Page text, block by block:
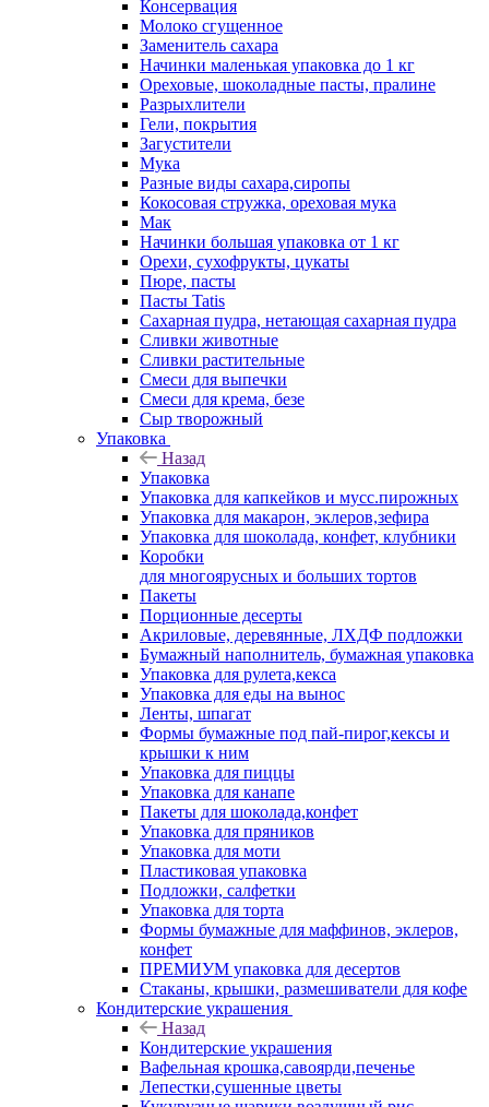
Консервация
Молоко сгущенное
Заменитель сахара
Начинки маленькая упаковка до 1 кг
Ореховые, шоколадные пасты, пралине
Разрыхлители
Гели, покрытия
Загустители
Мука
Разные виды сахара,сиропы
Кокосовая стружка, ореховая мука
Мак
Начинки большая упаковка от 1 кг
Орехи, сухофрукты, цукаты
Пюре, пасты
Пасты Tatis
Сахарная пудра, нетающая сахарная пудра
Сливки животные
Сливки растительные
Смеси для выпечки
Смеси для крема, безе
Сыр творожный
Упаковка
Назад
Упаковка
Упаковка для капкейков и мусс.пирожных
Упаковка для макарон, эклеров,зефира
Упаковка для шоколада, конфет, клубники
Коробки
для многоярусных и больших тортов
Пакеты
Порционные десерты
Акриловые, деревянные, ЛХДФ подложки
Бумажный наполнитель, бумажная упаковка
Упаковка для рулета,кекса
Упаковка для еды на вынос
Ленты, шпагат
Формы бумажные под пай-пирог,кексы и
крышки к ним
Упаковка для пиццы
Упаковка для канапе
Пакеты для шоколада,конфет
Упаковка для пряников
Упаковка для моти
Пластиковая упаковка
Подложки, салфетки
Упаковка для торта
Формы бумажные для маффинов, эклеров,
конфет
ПРЕМИУМ упаковка для десертов
Стаканы, крышки, размешиватели для кофе
Кондитерские украшения
Назад
Кондитерские украшения
Вафельная крошка,савоярди,печенье
Лепестки,сушенные цветы